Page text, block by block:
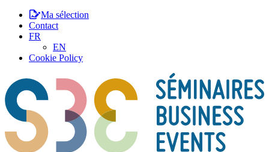
Ma sélection
Contact
FR
EN
Cookie Policy